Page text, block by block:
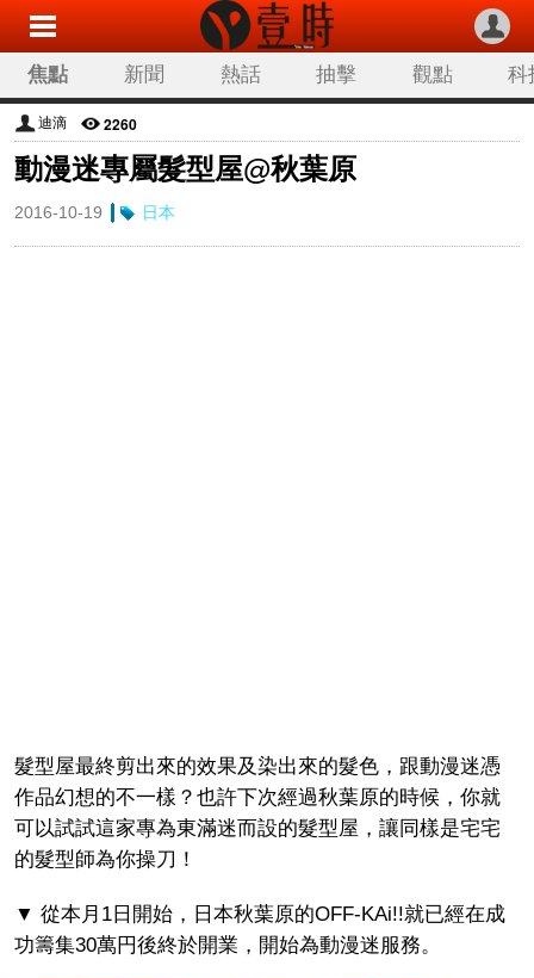
焦點 新聞 熱話 抽擊 觀點 科
迪滴 2260
動漫迷專屬髮型屋@秋葉原
2016-10-19 日本
髮型屋最終剪出來的效果及染出來的髮色，跟動漫迷憑
作品幻想的不一樣？也許下次經過秋葉原的時候，你就
可以試試這家專為東滿迷而設的髮型屋，讓同樣是宅宅
的髮型師為你操刀！
▼ 從本月1日開始，日本秋葉原的OFF-KAi!!就已經在成
功籌集30萬円後終於開業，開始為動漫迷服務。